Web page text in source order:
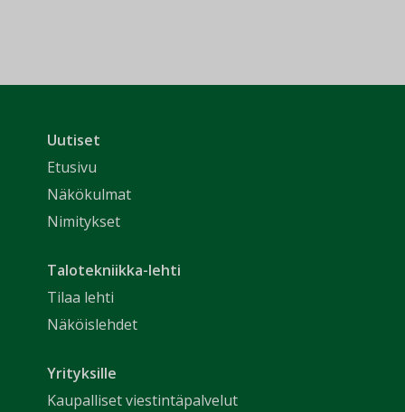
Uutiset
Etusivu
Näkökulmat
Nimitykset
Talotekniikka-lehti
Tilaa lehti
Näköislehdet
Yrityksille
Kaupalliset viestintäpalvelut